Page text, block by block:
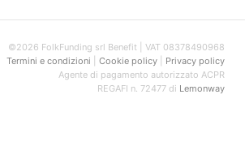
©2026 FolkFunding srl Benefit | VAT 08378490968
Termini e condizioni
Cookie policy| Privacy policy
Agente di pagamento autorizzato ACPR
REGAFI n. 72477 di Lemonway